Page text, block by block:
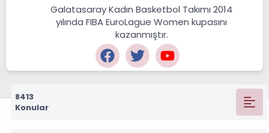
Galatasaray Kadın Basketbol Takımı 2014
yılında FIBA EuroLague Women kupasını
kazanmıştır.
8413
Konular